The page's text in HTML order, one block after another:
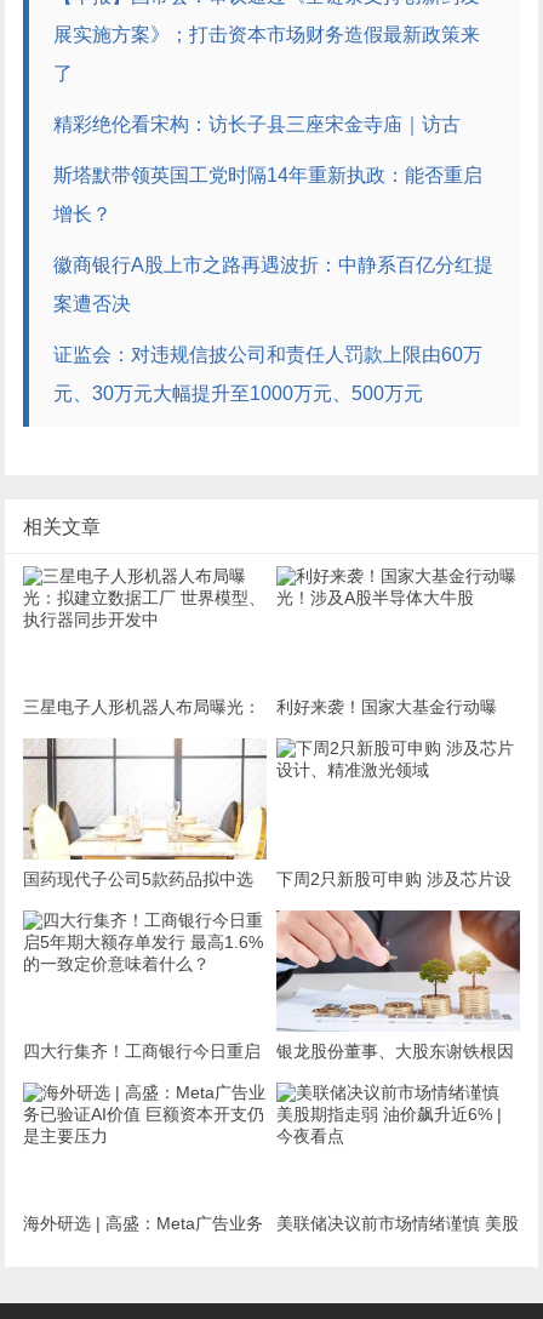
展实施方案》；打击资本市场财务造假最新政策来
了
精彩绝伦看宋构：访长子县三座宋金寺庙｜访古
斯塔默带领英国工党时隔14年重新执政：能否重启
增长？
徽商银行A股上市之路再遇波折：中静系百亿分红提
案遭否决
证监会：对违规信披公司和责任人罚款上限由60万
元、30万元大幅提升至1000万元、500万元
相关文章
三星电子人形机器人布局曝光：
拟建立数据工厂 世界模型、执行
器同步开发中
利好来袭！国家大基金行动曝
光！涉及A股半导体大牛股
国药现代子公司5款药品拟中选
全国药品集采
下周2只新股可申购 涉及芯片设
计、精准激光领域
四大行集齐！工商银行今日重启
5年期大额存单发行 最高1.6%的
一致定价意味着什么？
银龙股份董事、大股东谢铁根因
病去世，享年72岁
海外研选 | 高盛：Meta广告业务
主要压力
美联储决议前市场情绪谨慎 美股
看点